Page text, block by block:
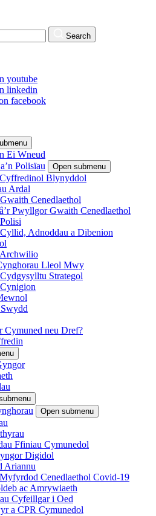
Search
Ei Wneud
Polisïau
Open submenu
Blynyddol
Ardal
Cenedlaethol
Pwyllgor Gwaith Cenedlaethol
Adnoddau a Dibenion
Lleol Mwy
Strategol
Cymuned neu Dref?
Open submenu
Ffiniau Cymunedol
Digidol
Ariannu
Cenedlaethol Covid-19
ac Amrywiaeth
Cyfeillgar i Oed
a CPR Cymunedol